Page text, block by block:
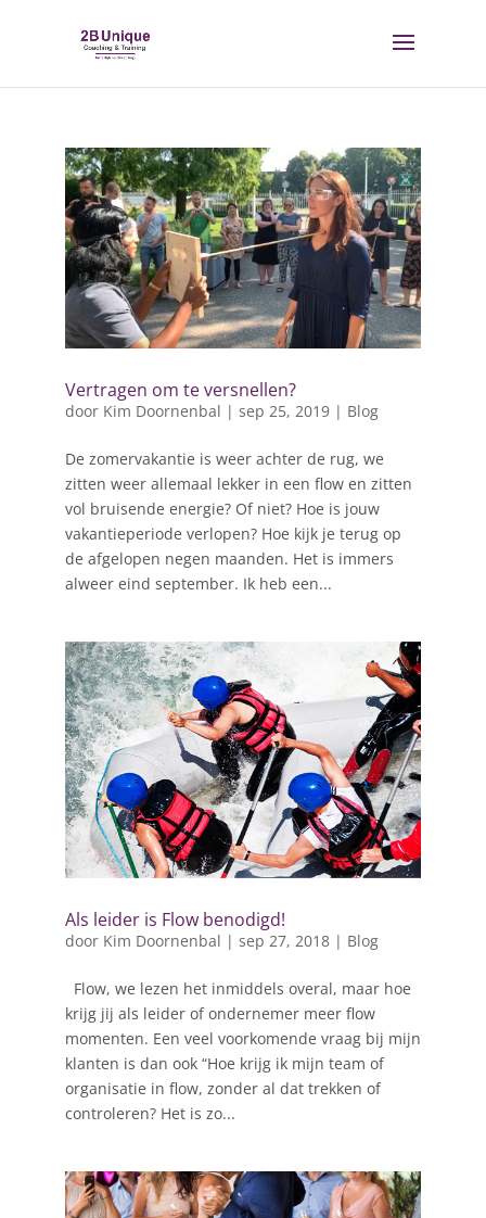
Vertragen om te versnellen?
door Kim Doornenbal | sep 25, 2019| Blog
De zomervakantie is weer achter de rug, we
zitten weer allemaal lekker in een flow en zitten
vol bruisende energie? Of niet? Hoe is jouw
vakantieperiode verlopen? Hoe kijk je terug op
de afgelopen negen maanden. Het is immers
alweer eind september. Ik heb een...
Als leider is Flow benodigd!
door Kim Doornenbal | sep 27, 2018| Blog
Flow, we lezen het inmiddels overal, maar hoe
krijg jij als leider of ondernemer meer flow
momenten. Een veel voorkomende vraag bij mijn
klanten is dan ook “Hoe krijg ik mijn team of
organisatie in flow, zonder al dat trekken of
controleren? Het is zo...